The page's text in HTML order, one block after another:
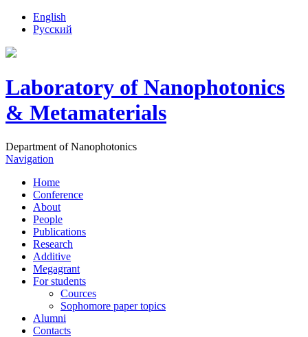
English
Русский
Laboratory of Nanophotonics
& Metamaterials
Department of Nanophotonics
Navigation
Home
Conference
About
People
Publications
Research
Additive
Megagrant
For students
Cources
Sophomore paper topics
Alumni
Contacts